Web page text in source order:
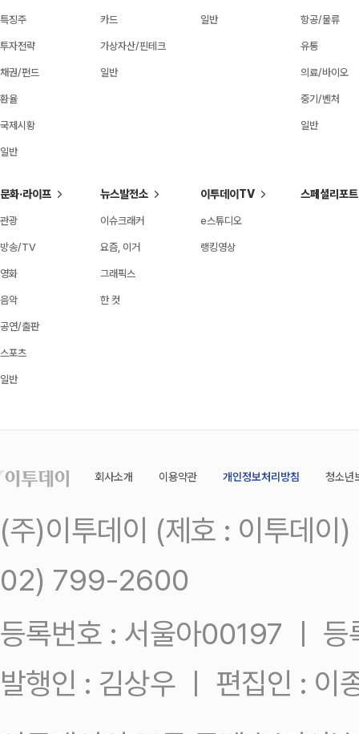
특징주
투자전략
채권/펀드
환율
국제시황
일반
카드
가상자산/핀테크
일반
일반 항공/물류
유통
의료/바이오
중기/벤처
일반
문화·라이프
관광
방송/TV
영화
음악
공연/출판
스포츠
일반
뉴스발전소
이슈크래커
요즘, 이거
그래픽스
한 컷
이투데이TV
e스튜디오
랭킹영상
스페셜리포트
회사소개 이용약관 개인정보처리방침 청소년
(주)이투데이 (제호 : 이투데
02) 799-2600
등록번호 : 서울아00197 ㅣ
발행인 : 김상우 ㅣ 편집인 : 이